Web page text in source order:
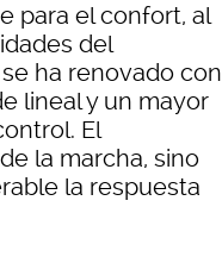
para el confort, al
del
ha renovado con
lineal y un mayor
El
la marcha, sino
la respuesta